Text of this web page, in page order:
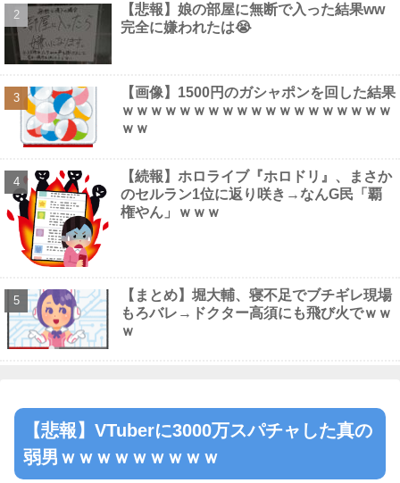
Powered by livedoor 相互RSS
【悲報】娘の部屋に無断で入った結果ww
完全に嫌われたは😭
【画像】1500円のガシャポンを回した結果
ｗｗｗｗｗｗｗｗｗｗｗｗｗｗｗｗｗｗｗ
ｗｗ
【続報】ホロライブ『ホロドリ』、まさか
のセルラン1位に返り咲き→なんG民「覇
権やん」ｗｗｗ
【まとめ】堀大輔、寝不足でブチギレ現場
もろバレ→ドクター高須にも飛び火でｗｗ
ｗ
【悲報】VTuberに3000万スパチャした真の
弱男ｗｗｗｗｗｗｗｗｗ